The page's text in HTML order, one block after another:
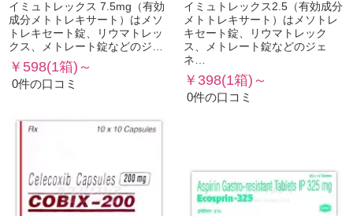
イミュトレックス 7.5mg（有効
成分メトトレキサート）はメソ
トレキセート錠、リウマトレッ
クス、メトレート錠などのジ…
￥598(1箱)～
0件の口コミ
イミュトレックス2.5（有効成分
メトトレキサート）はメソトレ
キセート錠、リウマトレック
ス、メトレート錠などのジェ
ネ…
￥398(1箱)～
0件の口コミ